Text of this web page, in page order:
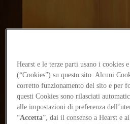
Contacts
EN
Log in
Hearst e le terze parti usano i cookies
(“Cookies”) su questo sito. Alcuni
corretto funzionamento del sito e per
questi Cookies sono rilasciati
alle impostazioni di preferenza
“Accetta”, dai il consenso a Hearst e